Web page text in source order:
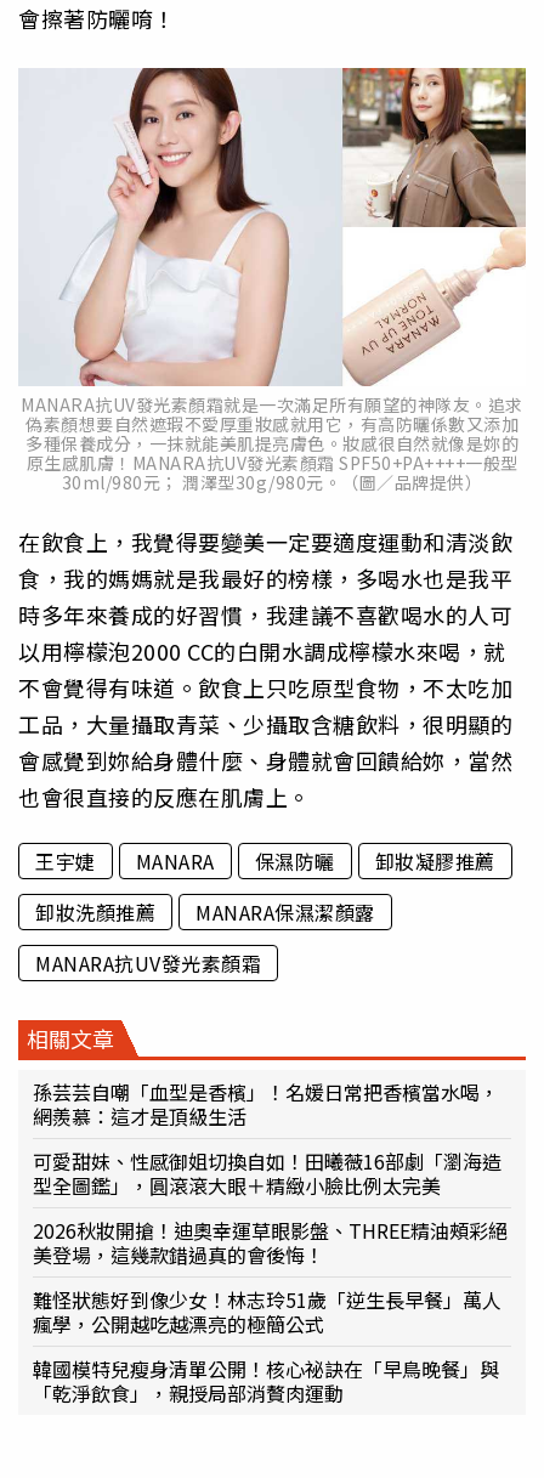
會擦著防曬唷！
MANARA抗UV發光素顏霜就是一次滿足所有願望的神隊友。追求
偽素顏想要自然遮瑕不愛厚重妝感就用它，有高防曬係數又添加
多種保養成分，一抹就能美肌提亮膚色。妝感很自然就像是妳的
原生感肌膚！MANARA抗UV發光素顏霜 SPF50+PA++++一般型
30ml/980元； 潤澤型30g/980元。（圖／品牌提供）
在飲食上，我覺得要變美一定要適度運動和清淡飲
食，我的媽媽就是我最好的榜樣，多喝水也是我平
時多年來養成的好習慣，我建議不喜歡喝水的人可
以用檸檬泡2000 CC的白開水調成檸檬水來喝，就
不會覺得有味道。飲食上只吃原型食物，不太吃加
工品，大量攝取青菜、少攝取含糖飲料，很明顯的
會感覺到妳給身體什麼、身體就會回饋給妳，當然
也會很直接的反應在肌膚上。
王宇婕 MANARA 保濕防曬
卸妝凝膠推薦
卸妝洗顏推薦
MANARA保濕潔顏露
MANARA抗UV發光素顏霜
相關文章
孫芸芸自嘲「血型是香檳」！名媛日常把香檳當水喝，
網羨慕：這才是頂級生活
可愛甜妹、性感御姐切換自如！田曦薇16部劇「瀏海造
型全圖鑑」，圓滾滾大眼＋精緻小臉比例太完美
2026秋妝開搶！迪奧幸運草眼影盤、THREE精油頰彩絕
美登場，這幾款錯過真的會後悔！
難怪狀態好到像少女！林志玲51歲「逆生長早餐」萬人
瘋學，公開越吃越漂亮的極簡公式
韓國模特兒瘦身清單公開！核心祕訣在「早鳥晚餐」與
「乾淨飲食」，親授局部消贅肉運動